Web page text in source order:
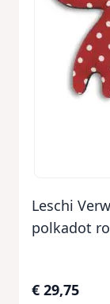
Leschi
polkadot
€ 29,75